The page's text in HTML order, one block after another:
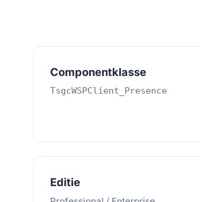
Componentklasse
TsgcWSPClient_Presence
Editie